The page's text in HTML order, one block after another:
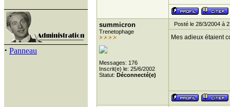
· Panneau
summicron
Trenetophage
Messages: 176
Inscrit(e) le: 25/6/2002
Statut: Déconnecté(e)
Posté le 28/3/2004 à
Mes adieux étaient